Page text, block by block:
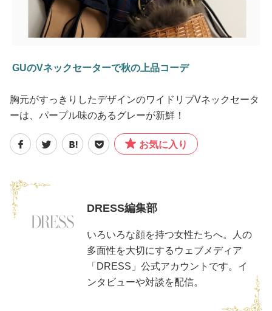
GUのVネックセーターで秋の上品コーデ
胸元がすっきりしたデザインのワイドリブVネックセータ
ーは、パープル味のあるグレーが新鮮！
お気に入り
DRESS編集部
いろいろな顔を持つ女性たちへ。人の
多面性を大切にするウェブメディア
「DRESS」公式アカウントです。イ
ンタビューや対談を配信。